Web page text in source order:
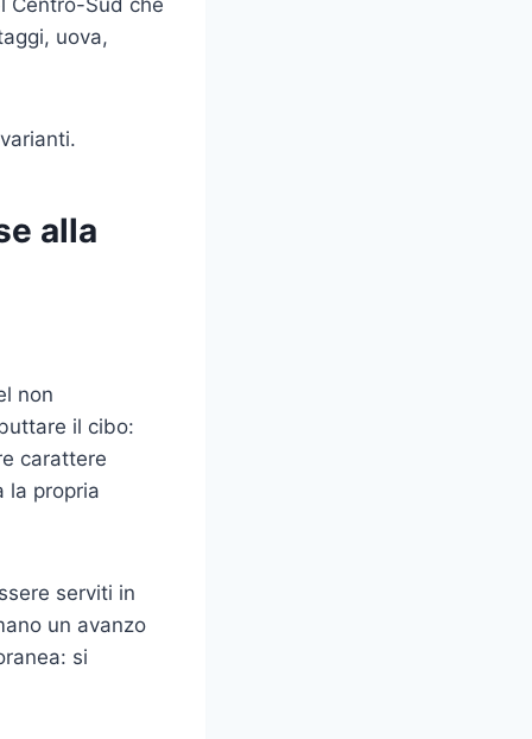
uova,
alla
non
il cibo:
carattere
la propria
serviti in
un avanzo
si